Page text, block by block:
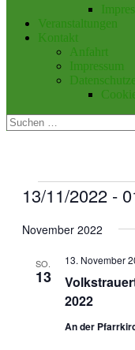
Veranstaltungen
Kontakt
Anfahrt
Impressum
Suchen
nach:
Veranstaltungen
13/11/2022 -
wählen.
November 2022
SO.
13
2022
13. November
An der